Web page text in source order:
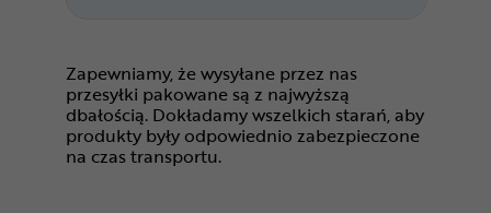
Zapewniamy, że wysyłane przez nas
przesyłki pakowane są z najwyższą
dbałością. Dokładamy wszelkich starań, aby
produkty były odpowiednio zabezpieczone
na czas transportu.